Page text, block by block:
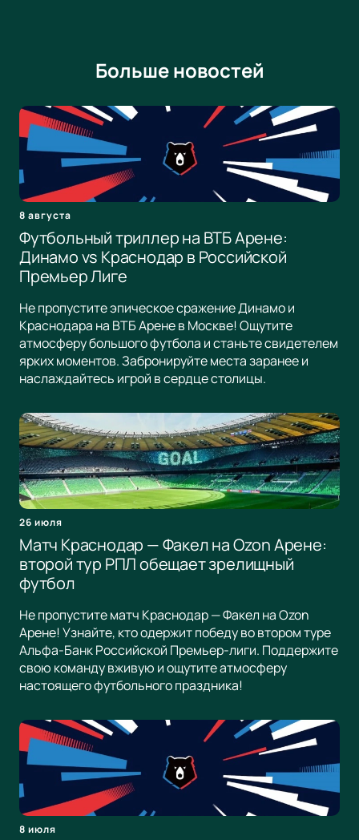
Больше новостей
8 августа
Футбольный триллер на ВТБ Арене:
Динамо vs Краснодар в Российской
Премьер Лиге
Не пропустите эпическое сражение Динамо и
Краснодара на ВТБ Арене в Москве! Ощутите
атмосферу большого футбола и станьте свидетелем
ярких моментов. Забронируйте места заранее и
наслаждайтесь игрой в сердце столицы.
26 июля
Матч Краснодар — Факел на Ozon Арене:
второй тур РПЛ обещает зрелищный
футбол
Не пропустите матч Краснодар — Факел на Ozon
Арене! Узнайте, кто одержит победу во втором туре
Альфа-Банк Российской Премьер-лиги. Поддержите
свою команду вживую и ощутите атмосферу
настоящего футбольного праздника!
8 июля